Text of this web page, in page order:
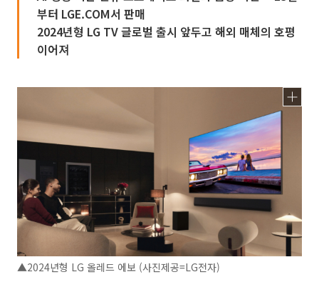
부터 LGE.COM서 판매
2024년형 LG TV 글로벌 출시 앞두고 해외 매체의 호평
이어져
▲2024년형 LG 올레드 에보 (사진제공=LG전자)